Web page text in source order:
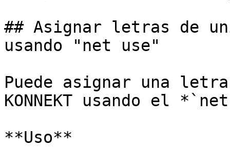
## Asignar letras de
usando "net use"
Puede asignar una
KONNEKT usando el
**Uso**